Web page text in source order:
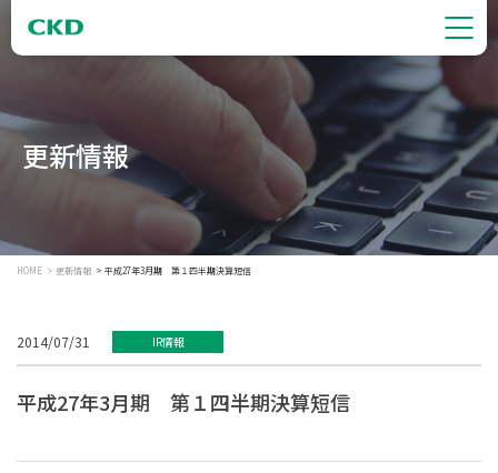
更新情報
HOME 更新情報 平成27年3月期 第１四半期決算短信
2014/07/31 IR情報
平成27年3月期 第１四半期決算短信